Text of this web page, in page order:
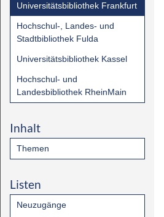
Universitätsbibliothek Frankfurt
Hochschul-, Landes- und
Stadtbibliothek Fulda
Universitätsbibliothek Kassel
Hochschul- und
Landesbibliothek RheinMain
Inhalt
Themen
Listen
Neuzugänge